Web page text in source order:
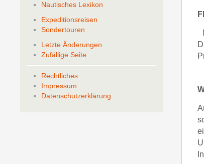
Nautisches Lexikon
Expeditionsreisen
Sondertouren
Letzte Änderungen
Zufällige Seite
Rechtliches
Impressum
Datenschutzerklärung